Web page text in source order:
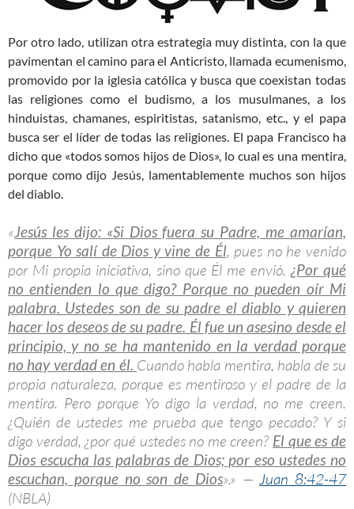
Por otro lado, utilizan otra estrategia muy distinta, con la que
pavimentan el camino para el Anticristo, llamada ecumenismo,
promovido por la iglesia católica y busca que coexistan todas
las religiones como el budismo, a los musulmanes, a los
hinduistas, chamanes, espiritistas, satanismo, etc., y el papa
busca ser el líder de todas las religiones. El papa Francisco ha
dicho que «todos somos hijos de Dios», lo cual es una mentira,
porque como dijo Jesús, lamentablemente muchos son hijos
del diablo.
«Jesús les dijo: «Si Dios fuera su Padre, me amarían,
porque Yo salí de Dios y vine de Él, pues no he venido
por Mi propia iniciativa, sino que Él me envió.¿Por qué
no entienden lo que digo? Porque no pueden oír Mi
palabra. Ustedes son de su padre el diablo y quieren
hacer los deseos de su padre. Él fue un asesino desde el
principio, y no se ha mantenido en la verdad porque
no hay verdad en él. Cuando habla mentira, habla de su
propia naturaleza, porque es mentiroso y el padre de la
mentira. Pero porque Yo digo la verdad, no me creen.
¿Quién de ustedes me prueba que tengo pecado? Y si
digo verdad, ¿por qué ustedes no me creen? El que es de
Dios escucha las palabras de Dios; por eso ustedes no
escuchan, porque no son de Dios».» —Juan 8:42-47
(NBLA)